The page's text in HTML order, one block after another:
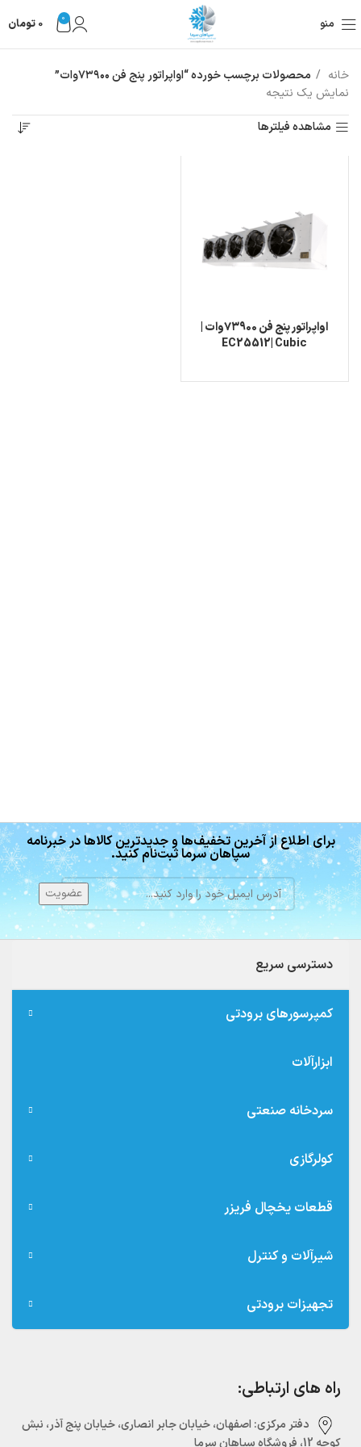
منو 0
0 تومان
خانه
محصولات برچسب خورده “اواپراتور پنج فن ۷۳۹۰۰وات”
نمایش یک نتیجه
مشاهده فیلترها
اواپراتور پنج فن ۷۳۹۰۰وات |
EC25512| Cubic
برای اطلاع از آخرین تخفیف‌ها و جدیدترین کالاها در خبرنامه
سپاهان سرما ثبت‌نام کنید.
دسترسی سریع
کمپرسورهای برودتی
ابزارآلات
سردخانه صنعتی
کولرگازی
قطعات یخچال فریزر
شیرآلات و کنترل
تجهیزات برودتی
راه های ارتباطی:
دفتر مرکزی:‌ اصفهان، خیابان جابر انصاری، خیابان پنج آذر، نبش
کوچه 12، فروشگاه سپاهان سرما